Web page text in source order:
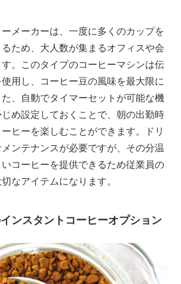
ーメーカーは、一度に多くのカップを
ため、大人数が集まるオフィスや会
。このタイプのコーヒーマシンは伝
用し、コーヒー豆の風味を最大限に
、自動でタイマーセットが可能な機
め設定しておくことで、朝の出勤時
ヒーを楽しむことができます。ドリ
ンテナンスが必要ですが、その分温
コーヒーを提供できるため従業員の
なアイテムになります。
ンスタントコーヒーオプション